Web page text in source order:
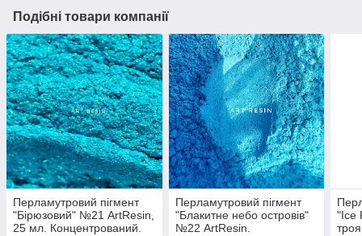
Подібні товари компанії
Перламутровий пігмент
"Бірюзовий" №21 ArtResin,
25 мл. Концентрований.
Перламутровий пігмент
"Блакитне небо островів"
№22 ArtResin.
"Ice